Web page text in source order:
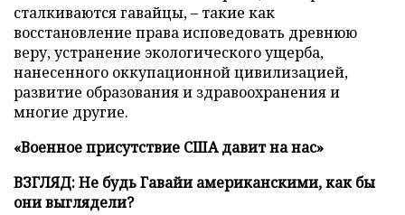
сталкиваются гавайцы, – такие как
восстановление права исповедовать древнюю
веру, устранение экологического ущерба,
нанесенного оккупационной цивилизацией,
развитие образования и здравоохранения и
многие другие.
«Военное присутствие США давит на нас»
ВЗГЛЯД: Не будь Гавайи американскими, как бы
они выглядели?